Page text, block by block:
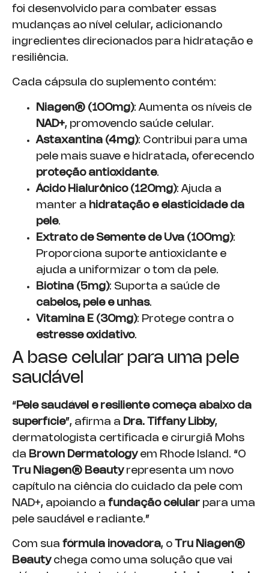
foi desenvolvido para combater essas
mudanças ao nível celular, adicionando
ingredientes direcionados para hidratação e
resiliência.
Cada cápsula do suplemento contém:
Niagen® (100mg): Aumenta os níveis de
NAD+, promovendo saúde celular.
Astaxantina (4mg): Contribui para uma
pele mais suave e hidratada, oferecendo
proteção antioxidante.
Ácido Hialurônico (120mg): Ajuda a
manter a hidratação e elasticidade da
pele.
Extrato de Semente de Uva (100mg):
Proporciona suporte antioxidante e
ajuda a uniformizar o tom da pele.
Biotina (5mg): Suporta a saúde de
cabelos, pele e unhas.
Vitamina E (30mg): Protege contra o
estresse oxidativo.
A base celular para uma pele
saudável
“Pele saudável e resiliente começa abaixo da
superfície”, afirma a Dra. Tiffany Libby,
dermatologista certificada e cirurgiã Mohs
da Brown Dermatologyem Rhode Island. “O
Tru Niagen® Beautyrepresenta um novo
capítulo na ciência do cuidado da pele com
NAD+, apoiando a fundação celular para uma
pele saudável e radiante.”
Com sua fórmula inovadora, o
Tru Niagen®
Beautychega como uma solução que vai